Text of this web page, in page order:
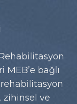
bağlı
zihinsel ve